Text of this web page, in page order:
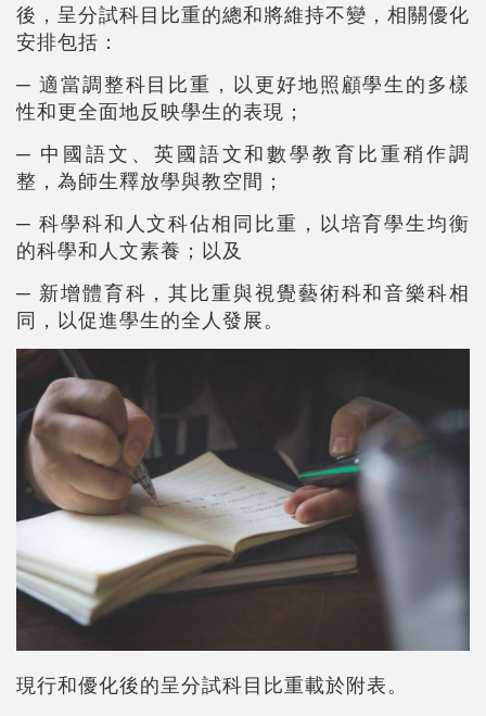
後，呈分試科目比重的總和將維持不變，相關優化
安排包括：
─ 適當調整科目比重，以更好地照顧學生的多樣
性和更全面地反映學生的表現；
─ 中國語文、英國語文和數學教育比重稍作調
整，為師生釋放學與教空間；
─ 科學科和人文科佔相同比重，以培育學生均衡
的科學和人文素養；以及
─ 新增體育科，其比重與視覺藝術科和音樂科相
同，以促進學生的全人發展。
現行和優化後的呈分試科目比重載於附表。